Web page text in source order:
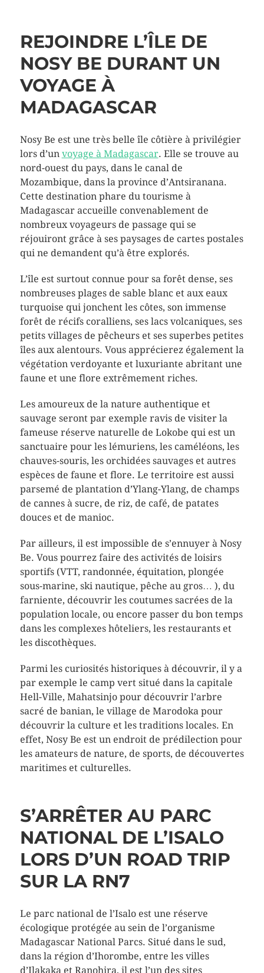
REJOINDRE L’ÎLE DE
NOSY BE DURANT UN
VOYAGE À
MADAGASCAR
Nosy Be est une très belle île côtière à privilégier
lors d’un voyage à Madagascar. Elle se trouve au
nord-ouest du pays, dans le canal de
Mozambique, dans la province d’Antsiranana.
Cette destination phare du tourisme à
Madagascar accueille convenablement de
nombreux voyageurs de passage qui se
réjouiront grâce à ses paysages de cartes postales
qui ne demandent qu’à être explorés.
L’île est surtout connue pour sa forêt dense, ses
nombreuses plages de sable blanc et aux eaux
turquoise qui jonchent les côtes, son immense
forêt de récifs coralliens, ses lacs volcaniques, ses
petits villages de pêcheurs et ses superbes petites
îles aux alentours. Vous apprécierez également la
végétation verdoyante et luxuriante abritant une
faune et une flore extrêmement riches.
Les amoureux de la nature authentique et
sauvage seront par exemple ravis de visiter la
fameuse réserve naturelle de Lokobe qui est un
sanctuaire pour les lémuriens, les caméléons, les
chauves-souris, les orchidées sauvages et autres
espèces de faune et flore. Le territoire est aussi
parsemé de plantation d’Ylang-Ylang, de champs
de cannes à sucre, de riz, de café, de patates
douces et de manioc.
Par ailleurs, il est impossible de s’ennuyer à Nosy
Be. Vous pourrez faire des activités de loisirs
sportifs (VTT, randonnée, équitation, plongée
sous-marine, ski nautique, pêche au gros… ), du
farniente, découvrir les coutumes sacrées de la
population locale, ou encore passer du bon temps
dans les complexes hôteliers, les restaurants et
les discothèques.
Parmi les curiosités historiques à découvrir, il y a
par exemple le camp vert situé dans la capitale
Hell-Ville, Mahatsinjo pour découvrir l’arbre
sacré de banian, le village de Marodoka pour
découvrir la culture et les traditions locales. En
effet, Nosy Be est un endroit de prédilection pour
les amateurs de nature, de sports, de découvertes
maritimes et culturelles.
S’ARRÊTER AU PARC
NATIONAL DE L’ISALO
LORS D’UN ROAD TRIP
SUR LA RN7
Le parc national de l’Isalo est une réserve
écologique protégée au sein de l’organisme
Madagascar National Parcs. Situé dans le sud,
dans la région d’Ihorombe, entre les villes
d’Ilakaka et Ranohira, il est l’un des sites